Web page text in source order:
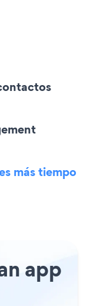
más tiempo
app